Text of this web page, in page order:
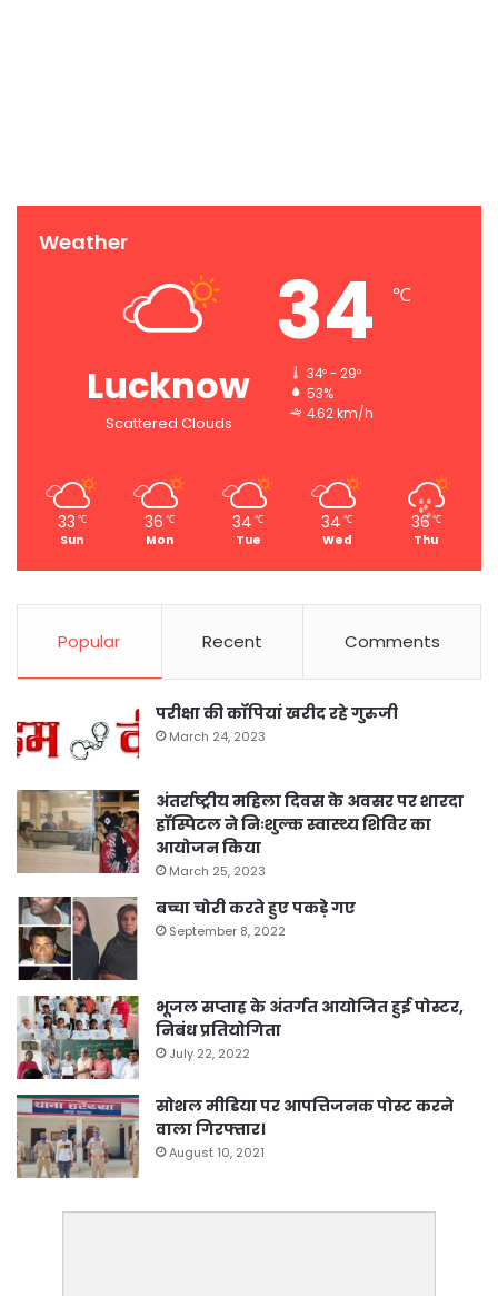
Weather
Lucknow
Scattered Clouds
34 ℃
34º - 29º
53%
4.62 km/h
33 ℃
Sun
36 ℃
Mon
34 ℃
Tue
34 ℃
Wed
36 ℃
Thu
Popular Recent Comments
परीक्षा की कॉपियां खरीद रहे गुरुजी
March 24, 2023
अंतर्राष्ट्रीय महिला दिवस के अवसर पर शारदा
हॉस्पिटल ने निःशुल्क स्वास्थ्य शिविर का
आयोजन किया
March 25, 2023
बच्चा चोरी करते हुए पकड़े गए
September 8, 2022
भूजल सप्ताह के अंतर्गत आयोजित हुई पोस्टर,
निबंध प्रतियोगिता
July 22, 2022
सोशल मीडिया पर आपत्तिजनक पोस्ट करने
वाला गिरफ्तार।
August 10, 2021